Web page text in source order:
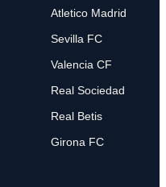
Atletico Madrid
Sevilla FC
Valencia CF
Real Sociedad
Real Betis
Girona FC